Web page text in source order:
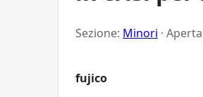
Sezione: Minori ·
fujico